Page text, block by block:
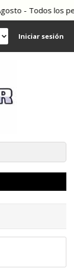
- Todos los
Iniciar sesión